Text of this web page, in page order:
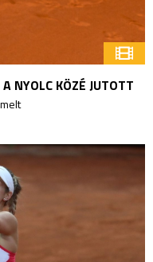
NYOLC KÖZÉ JUTOTT